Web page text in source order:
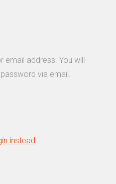
email address. You will
via email.
instead